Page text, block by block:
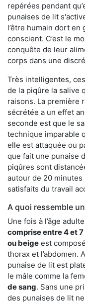
repérées pendant
punaises de lit
l’être humain dort
conscient. C’est le
conquête de leur
corps dans une
Très intelligentes,
de la piqûre la salive
raisons. La première
sécrétée a un effet
seconde est que le
technique imparable
elle est attaquée ou
que fait une punaise
piqûres sont
autour de 20
satisfaits du travail
A quoi ressemble
Une fois à l’âge
comprise entre 4 et 7
ou beige est
thorax et l’abdomen.
punaise de lit est
le mâle comme la
de sang. Sans une
des punaises de lit